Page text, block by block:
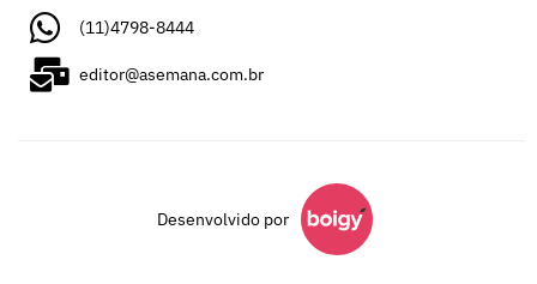
(11)4798-8444
editor@asemana.com.br
Desenvolvido por